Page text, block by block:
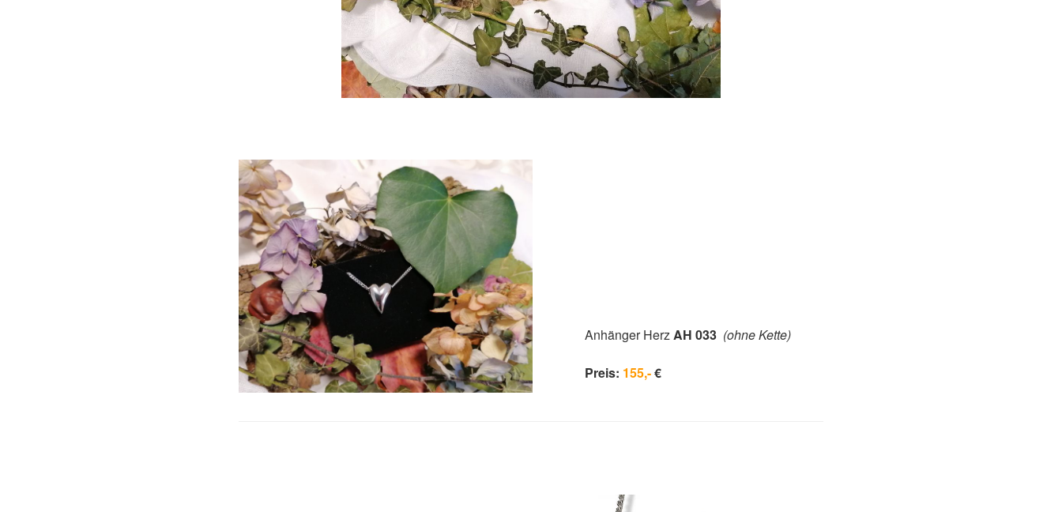
Anhänger HerzAH 033 (ohne Kette)
Preis: 155,-€